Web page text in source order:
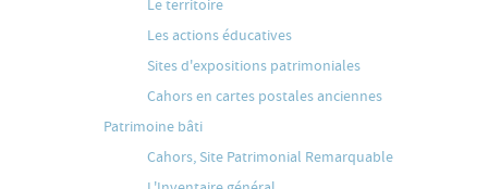
Le territoire
Les actions éducatives
Sites d'expositions patrimoniales
Cahors en cartes postales anciennes
Patrimoine bâti
Cahors, Site Patrimonial Remarquable